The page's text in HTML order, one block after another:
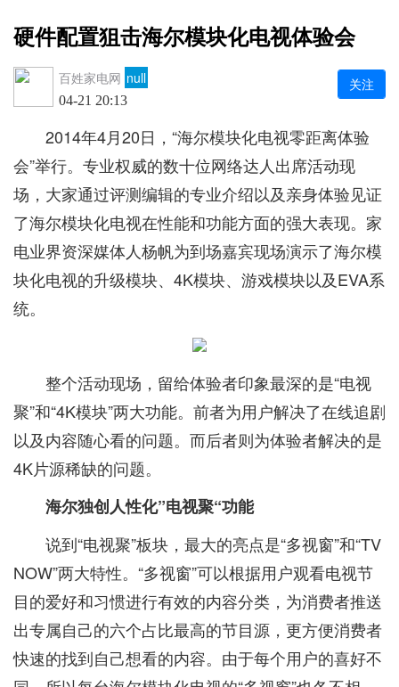
硬件配置狙击海尔模块化电视体验会
百姓家电网 null
04-21 20:13
关注
2014年4月20日，“海尔模块化电视零距离体验
会”举行。专业权威的数十位网络达人出席活动现
场，大家通过评测编辑的专业介绍以及亲身体验见证
了海尔模块化电视在性能和功能方面的强大表现。家
电业界资深媒体人杨帆为到场嘉宾现场演示了海尔模
块化电视的升级模块、4K模块、游戏模块以及EVA系
统。
整个活动现场，留给体验者印象最深的是“电视
聚”和“4K模块”两大功能。前者为用户解决了在线追剧
以及内容随心看的问题。而后者则为体验者解决的是
4K片源稀缺的问题。
海尔独创人性化”电视聚“功能
说到“电视聚”板块，最大的亮点是“多视窗”和“TV
NOW”两大特性。“多视窗”可以根据用户观看电视节
目的爱好和习惯进行有效的内容分类，为消费者推送
出专属自己的六个占比最高的节目源，更方便消费者
快速的找到自己想看的内容。由于每个用户的喜好不